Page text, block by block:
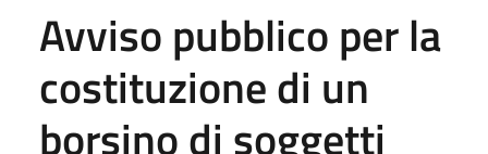
Avviso pubblico per la
costituzione di un
borsino di soggetti